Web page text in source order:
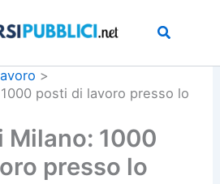
posti di lavoro presso lo
Milano: 1000
presso lo